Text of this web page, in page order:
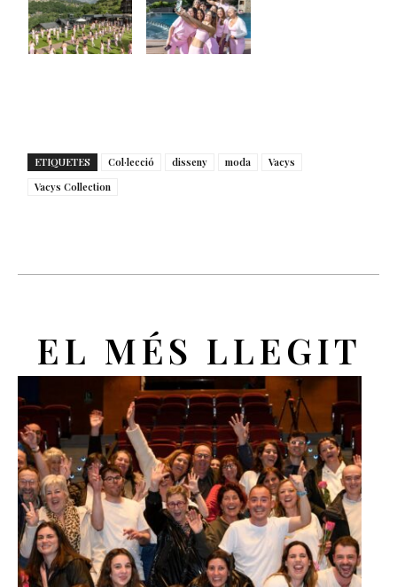
ETIQUETES Col·lecció disseny moda
Vacys
Vacys Collection
EL MÉS LLEGIT